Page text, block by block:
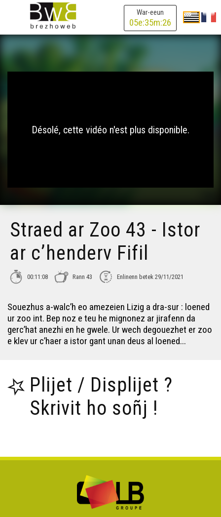
War-eeun
05e:35m:26
Désolé, cette vidéo n'est plus disponible.
Straed ar Zoo 43 - Istor
ar c’henderv Fifil
00:11:08 Rann 43 Enlinenn betek 29/11/2021
Souezhus a-walc’h eo amezeien Lizig a dra-sur : loened
ur zoo int. Bep noz e teu he mignonez ar jirafenn da
gerc’hat anezhi en he gwele. Ur wech degouezhet er zoo
e klev ur c’haer a istor gant unan deus al loened...
Plijet / Displijet ?
Skrivit ho soñj !